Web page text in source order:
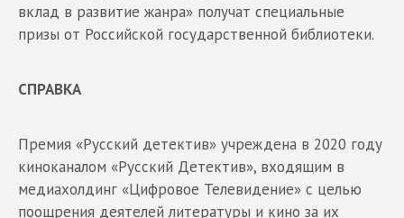
вклад в развитие жанра» получат специальные
призы от Российской государственной библиотеки.
СПРАВКА
Премия «Русский детектив» учреждена в 2020 году
киноканалом «Русский Детектив», входящим в
медиахолдинг «Цифровое Телевидение» с целью
поощрения деятелей литературы и кино за их